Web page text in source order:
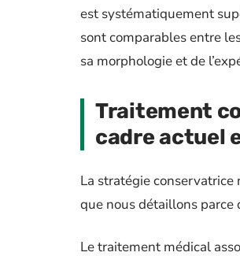
est systématiquement
sont comparables entre
sa morphologie et de
Traitement
cadre actuel
La stratégie conservatrice
que nous détaillons parce
Le traitement médical